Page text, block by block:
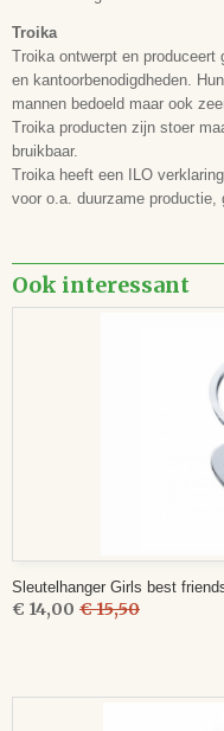
Troika
Troika ontwerpt en
en kantoorbenodigdheden.
mannen bedoeld maar ook
Troika producten zijn stoer
bruikbaar.
Troika heeft een ILO
voor o.a. duurzame productie,
Ook interessant
Sleutelhanger Girls best
€ 14,00 € 15,50